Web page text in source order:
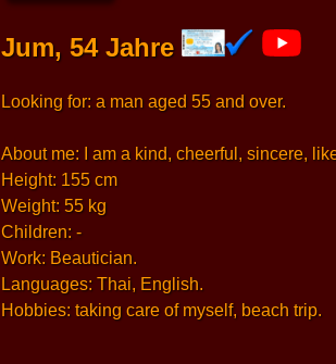
Jum, 54 Jahre
Looking for: a man aged 55 and over.
About me: I am a kind, cheerful, sincere,
Height: 155 cm
Weight: 55 kg
Children: -
Work: Beautician.
Languages: Thai, English.
Hobbies: taking care of myself, beach trip.